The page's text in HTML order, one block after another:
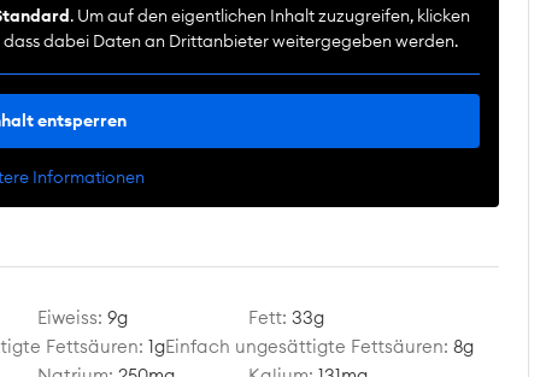
. Um auf den eigentlichen Inhalt zuzugreifen, klicken
dabei Daten an Drittanbieter weitergegeben werden.
entsperren
Informationen
Eiweiss: 9g Fett: 33g
Fettsäuren: 1gEinfach ungesättigte Fettsäuren: 8g